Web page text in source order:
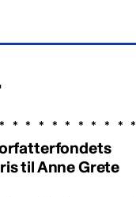
til Anne Grete